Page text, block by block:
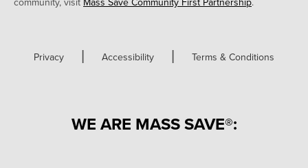
community, visit Mass Save Community First Partnership.
Privacy Accessibility Terms & Conditions
WE ARE MASS SAVE®: